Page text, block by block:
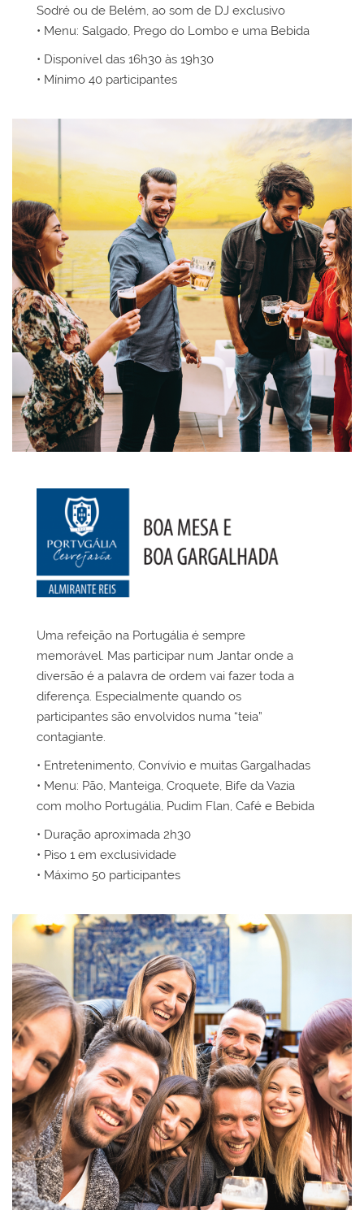
Sodré ou de Belém, ao som de DJ exclusivo
• Menu: Salgado, Prego do Lombo e uma Bebida
• Disponível das 16h30 às 19h30
• Mínimo 40 participantes
Uma refeição na Portugália é sempre
memorável. Mas participar num Jantar onde a
diversão é a palavra de ordem vai fazer toda a
diferença. Especialmente quando os
participantes são envolvidos numa “teia”
contagiante.
• Entretenimento, Convívio e muitas Gargalhadas
• Menu: Pão, Manteiga, Croquete, Bife da Vazia
com molho Portugália, Pudim Flan, Café e Bebida
• Duração aproximada 2h30
• Piso 1 em exclusividade
• Máximo 50 participantes